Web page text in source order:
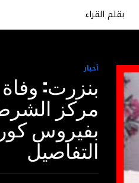
بقلم القراء
أخبار
بنزرت:
مركز
بفيروس
التفاصيل